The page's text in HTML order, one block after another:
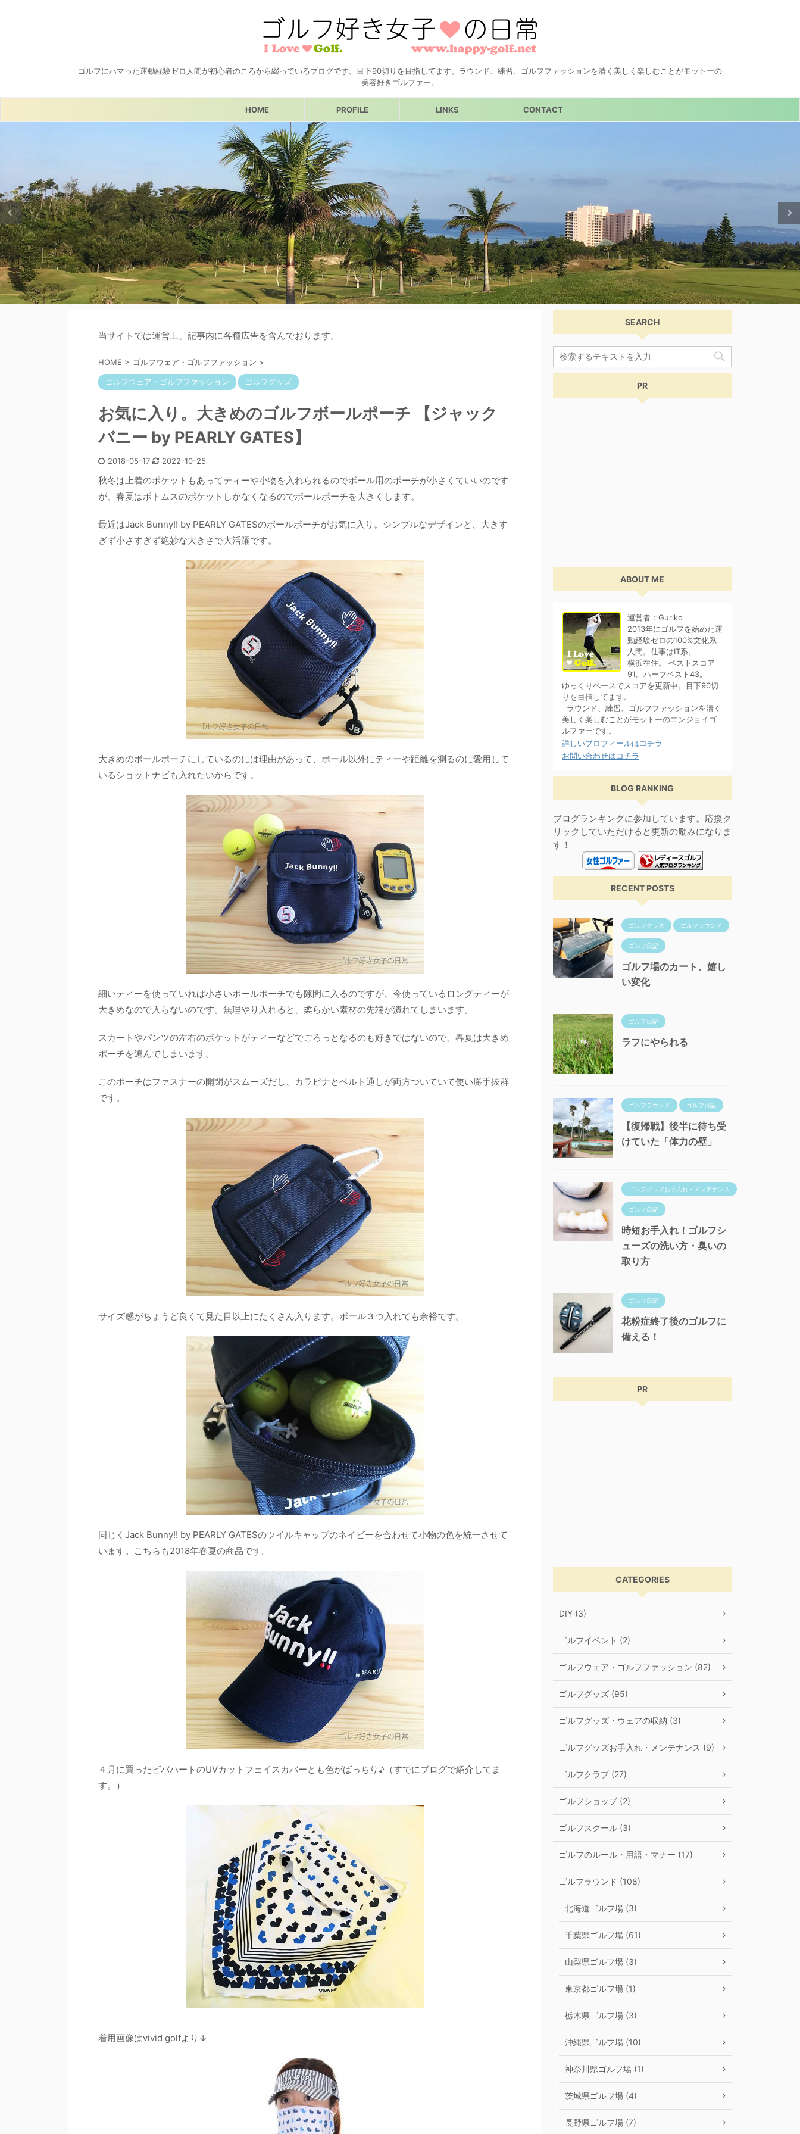
ゴルフにハマった運動経験ゼロ人間が初心者のころから綴っているブログです。目下90切りを目指してます。ラウンド、練習、ゴルフファッションを清く美しく楽しむことがモットーの
美容好きゴルファー。
HOME PROFILE LINKS CONTACT
当サイトでは運営上、記事内に各種広告を含んでおります。
HOME > ゴルフウェア・ゴルフファッション >
ゴルフウェア・ゴルフファッション ゴルフグッズ
お気に入り。大きめのゴルフボールポーチ 【ジャック
バニー by PEARLY GATES】
2018-05-17 2022-10-25
秋冬は上着のポケットもあってティーや小物を入れられるのでボール用のポーチが小さくていいのです
が、春夏はボトムスのポケットしかなくなるのでボールポーチを大きくします。
最近はJack Bunny!! by PEARLY GATESのボールポーチがお気に入り。シンプルなデザインと、大きす
ぎず小さすぎず絶妙な大きさで大活躍です。
大きめのボールポーチにしているのには理由があって、ボール以外にティーや距離を測るのに愛用して
いるショットナビも入れたいからです。
細いティーを使っていれば小さいボールポーチでも隙間に入るのですが、今使っているロングティーが
大きめなので入らないのです。無理やり入れると、柔らかい素材の先端が潰れてしまいます。
スカートやパンツの左右のポケットがティーなどでごろっとなるのも好きではないので、春夏は大きめ
ポーチを選んでしまいます。
このポーチはファスナーの開閉がスムーズだし、カラビナとベルト通しが両方ついていて使い勝手抜群
です。
サイズ感がちょうど良くて見た目以上にたくさん入ります。ボール３つ入れても余裕です。
同じくJack Bunny!! by PEARLY GATESのツイルキャップのネイビーを合わせて小物の色を統一させて
います。こちらも2018年春夏の商品です。
４月に買ったビバハートのUVカットフェイスカバーとも色がばっちり♪（すでにブログで紹介してま
す。）
着用画像はvivid golfより↓
SEARCH
PR
ABOUT ME
運営者：Guriko
2013年にゴルフを始めた運
動経験ゼロの100%文化系
人間。仕事はIT系。
横浜在住。 ベストスコア
91。ハーフベスト43。
ゆっくりペースでスコアを更新中。目下90切
りを目指してます。
ラウンド、練習、ゴルフファッションを清く
美しく楽しむことがモットーのエンジョイゴ
ルファーです。
詳しいプロフィールはコチラ
お問い合わせはコチラ
BLOG RANKING
ブログランキングに参加しています。応援ク
リックしていただけると更新の励みになりま
す！
RECENT POSTS
ゴルフグッズ ゴルフラウンド
ゴルフ日記
ゴルフ場のカート、嬉し
い変化
ゴルフ日記
ラフにやられる
ゴルフラウンド ゴルフ日記
【復帰戦】後半に待ち受
けていた「体力の壁」
ゴルフグッズお手入れ・メンテナンス
ゴルフ日記
時短お手入れ！ゴルフシ
ューズの洗い方・臭いの
取り方
ゴルフ日記
花粉症終了後のゴルフに
備える！
PR
CATEGORIES
DIY (3)
ゴルフイベント (2)
ゴルフウェア・ゴルフファッション (82)
ゴルフグッズ (95)
ゴルフグッズ・ウェアの収納 (3)
ゴルフグッズお手入れ・メンテナンス (9)
ゴルフクラブ (27)
ゴルフショップ (2)
ゴルフスクール (3)
ゴルフのルール・用語・マナー (17)
ゴルフラウンド (108)
北海道ゴルフ場 (3)
千葉県ゴルフ場 (61)
山梨県ゴルフ場 (3)
東京都ゴルフ場 (1)
栃木県ゴルフ場 (3)
沖縄県ゴルフ場 (10)
神奈川県ゴルフ場 (1)
茨城県ゴルフ場 (4)
長野県ゴルフ場 (7)